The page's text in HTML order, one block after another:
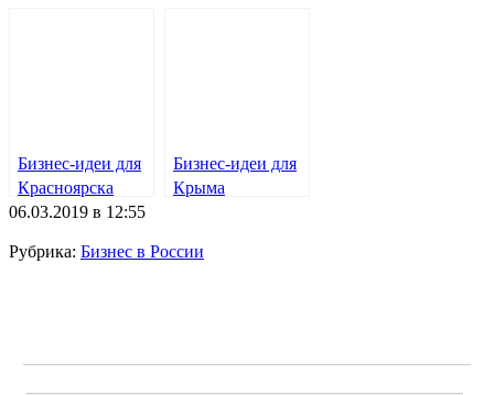
Бизнес-идеи для
Красноярска
Бизнес-идеи для
Крыма
06.03.2019 в 12:55
Рубрика: Бизнес в России